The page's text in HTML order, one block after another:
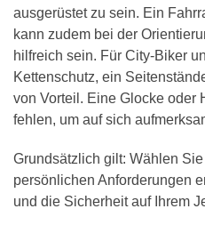
ausgerüstet zu sein. Ein
kann zudem bei der
hilfreich sein. Für City-Biker
Kettenschutz, ein
von Vorteil. Eine Glocke oder
fehlen, um auf sich
Grundsätzlich gilt: Wählen
persönlichen Anforderungen
und die Sicherheit auf Ihrem